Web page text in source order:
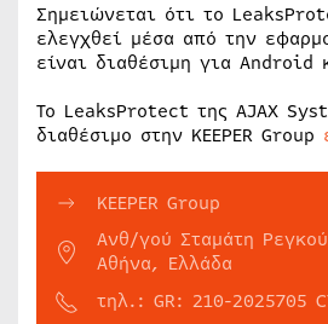
Σημειώνεται ότι το
ελεγχθεί μέσα από την
είναι διαθέσιμη για Android
Το LeaksProtect της AJAX
διαθέσιμο στην KEEPER Group
KEEPER Group
Ανθ/γού Σταμάτη
Αθήνα, Ελλάδα
τηλ.: GR: 210-2025705